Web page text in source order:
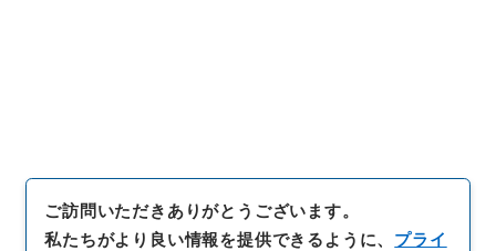
ご訪問いただきありがとうございます。
私たちがより良い情報を提供できるように、 プライ